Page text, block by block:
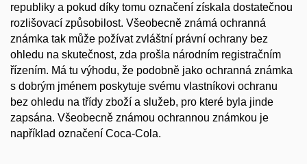
republiky a pokud díky tomu označení získala dostatečnou
rozlišovací způsobilost. Všeobecně známá ochranná
známka tak může požívat zvláštní právní ochrany bez
ohledu na skutečnost, zda prošla národním registračním
řízením. Má tu výhodu, že podobně jako ochranná známka
s dobrým jménem poskytuje svému vlastníkovi ochranu
bez ohledu na třídy zboží a služeb, pro které byla jinde
zapsána. Všeobecně známou ochrannou známkou je
například označení Coca-Cola.